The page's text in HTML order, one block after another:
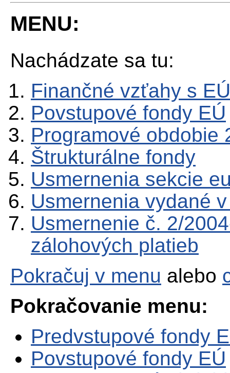
MENU:
Nachádzate sa tu:
Finančné vzťahy s EÚ
Povstupové fondy EÚ
Programové obdobie
Štrukturálne fondy
Usmernenia sekcie
Usmernenia vydané
Usmernenie č. 2/
zálohových platieb
Pokračuj v menu alebo
Pokračovanie menu:
Predvstupové fondy
Povstupové fondy EÚ